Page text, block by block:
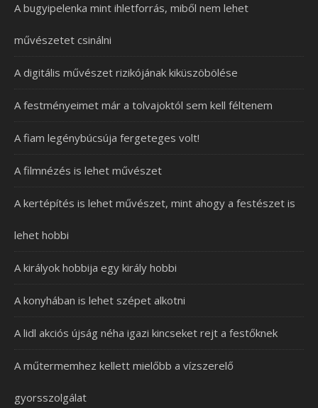
A bugyipelenka mint ihletforrás, miből nem lehet
művészetet csinálni
A digitális művészet rizikójának kiküszöbölése
A festményeimet már a tolvajoktól sem kell féltenem
A fiam legénybúcsúja fergeteges volt!
A filmnézés is lehet művészet
A kertépítés is lehet művészet, mint ahogy a festészet is
lehet hobbi
A királyok hobbija egy király hobbi
A konyhában is lehet szépet alkotni
A lidl akciós újság néha igazi kincseket rejt a festőknek
A műtermemhez kellett mielőbb a vízszerelő
gyorsszolgálat